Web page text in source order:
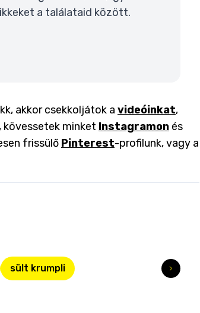
a találataid között.
akkor csekkoljátok a videóinkat,
, kövessetek minket Instagramon és
frissülő Pinterest-profilunk, vagy a
sült krumpli